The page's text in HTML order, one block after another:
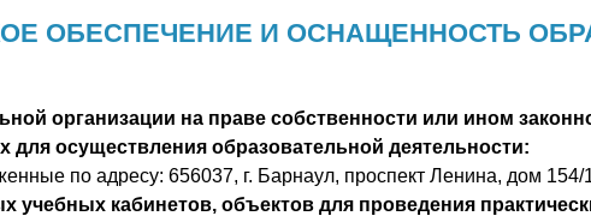
ОБЕСПЕЧЕНИЕ И ОСНАЩЕННОСТЬ
организации на праве собственности или ином
осуществления образовательной деятельности:
по адресу: 656037, г. Барнаул, проспект Ленина, дом 154/
кабинетов, объектов для проведения